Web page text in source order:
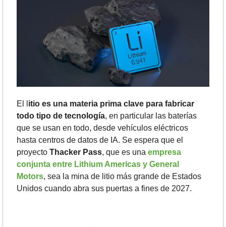
El l itio es una materia prima clave para fabricar
todo tipo de tecnología, en particular las baterías
que se usan en todo, desde vehículos eléctricos
hasta centros de datos de IA. Se espera que el
proyecto Thacker Pass, que es una empresa
conjunta entre Lithium Americas y General
Motors, sea la mina de litio más grande de Estados
Unidos cuando abra sus puertas a fines de 2027.